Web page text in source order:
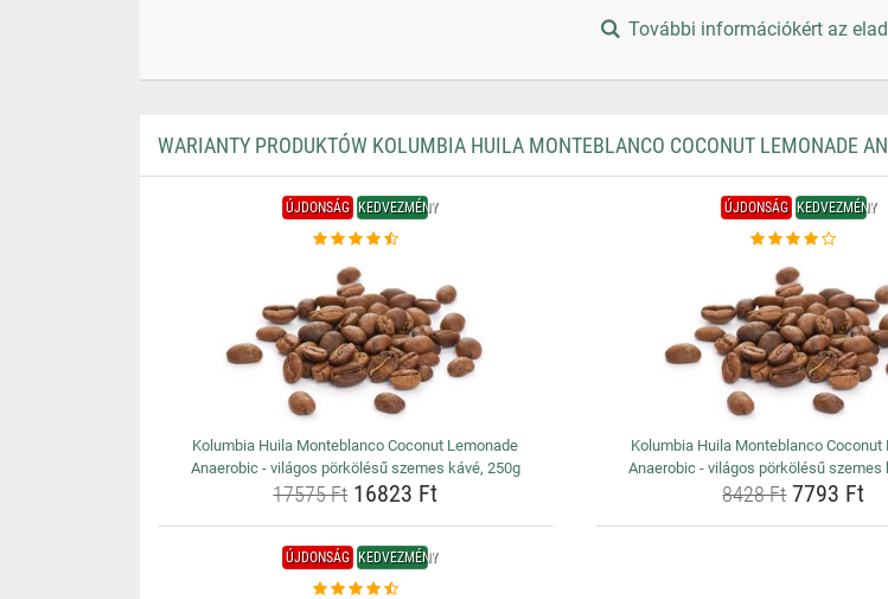
További információkért az
WARIANTY PRODUKTÓW KOLUMBIA HUILA MONTEBLANCO COCONUT LEMONADE
ÚJDONSÁG KEDVEZMÉNY
Kolumbia Huila Monteblanco Coconut Lemonade
Anaerobic - világos pörkölésű szemes kávé, 250g
17575 Ft16823 Ft
ÚJDONSÁG KEDVEZMÉNY
Kolumbia Huila Monteblanco Coconut
Anaerobic - világos pörkölésű szemes
8428 Ft7793 Ft
ÚJDONSÁG KEDVEZMÉNY